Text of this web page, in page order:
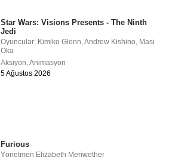
Star Wars: Visions Presents - The Ninth
Jedi
Oyuncular: Kimiko Glenn,Andrew Kishino, Masi
Oka
Aksiyon,Animasyon
5 Ağustos 2026
Furious
Yönetmen Elizabeth Meriwether